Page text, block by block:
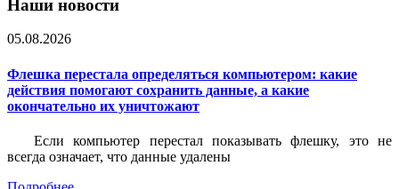
Наши новости
05.08.2026
Флешка перестала определяться компьютером: какие
действия помогают сохранить данные, а какие
окончательно их уничтожают
Если компьютер перестал показывать флешку, это не
всегда означает, что данные удалены